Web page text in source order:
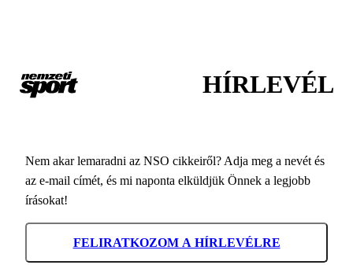
HÍRLEVÉL
Nem akar lemaradni az NSO cikkeiről? Adja meg a nevét és
az e-mail címét, és mi naponta elküldjük Önnek a legjobb
írásokat!
FELIRATKOZOM A HÍRLEVÉLRE